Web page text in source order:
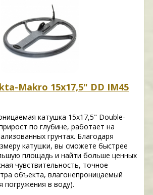
Makro 15x17,5" DD IM45
катушка 15x17,5" Double-
по глубине, работает на
грунтах. Благодаря
катушки, вы сможете быстрее
площадь и найти больше ценных
чувствительность, точное
объекта, влагонепроницаемый
погружения в воду).